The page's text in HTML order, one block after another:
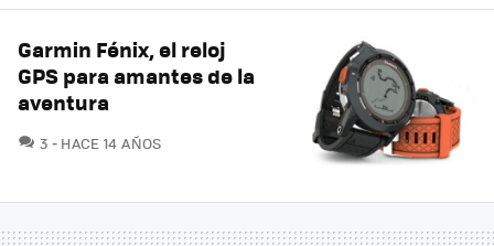
Garmin Fénix, el reloj
GPS para amantes de la
aventura
3 COMENTARIOS
HACE 14 AÑOS